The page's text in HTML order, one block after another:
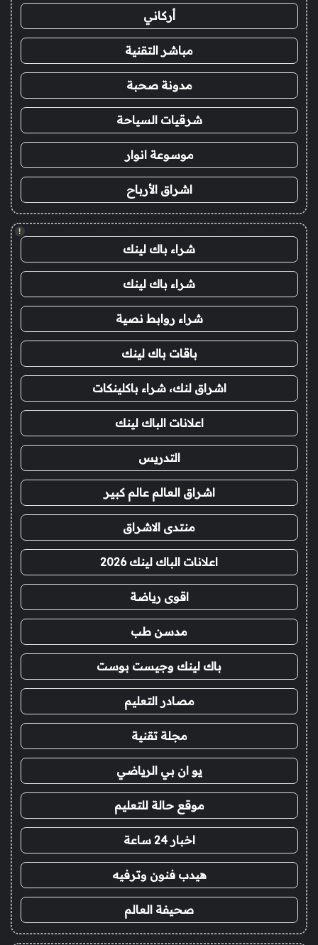
أركاني
مباشر التقنية
مدونة صحبة
شرقيات السياحة
موسوعة انوار
اشراق الأرباح
!
شراء باك لينك
شراء باك لينك
شراء روابط نصية
باقات باك لينك
اشراق لنك، شراء باكلينكات
اعلانات الباك لينك
التدريس
اشراق العالم عالم كبير
منتدى الاشراق
اعلانات الباك لينك 2026
اقوى رياضة
مدسن طب
باك لينك وجيست بوست
مصادر التعليم
مجلة تقنية
يو ان بي الرياضي
موقع حالة للتعليم
اخبار 24 ساعة
هيدب فنون وترفيه
صحيفة العالم